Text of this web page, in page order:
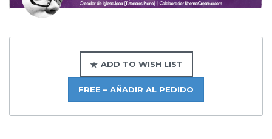
ADD TO WISH LIST
FREE – AÑADIR AL PEDIDO